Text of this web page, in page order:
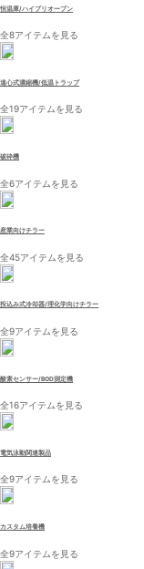
恒温庫/ハイブリオーブン
全8アイテムを見る
遠心式濃縮機/低温トラップ
全19アイテムを見る
破砕機
全6アイテムを見る
産業向けチラー
全45アイテムを見る
投込み式冷却器/理化学向けチラー
全9アイテムを見る
酸素センサー/BOD測定機
全16アイテムを見る
電気泳動関連製品
全9アイテムを見る
カスタム培養機
全9アイテムを見る